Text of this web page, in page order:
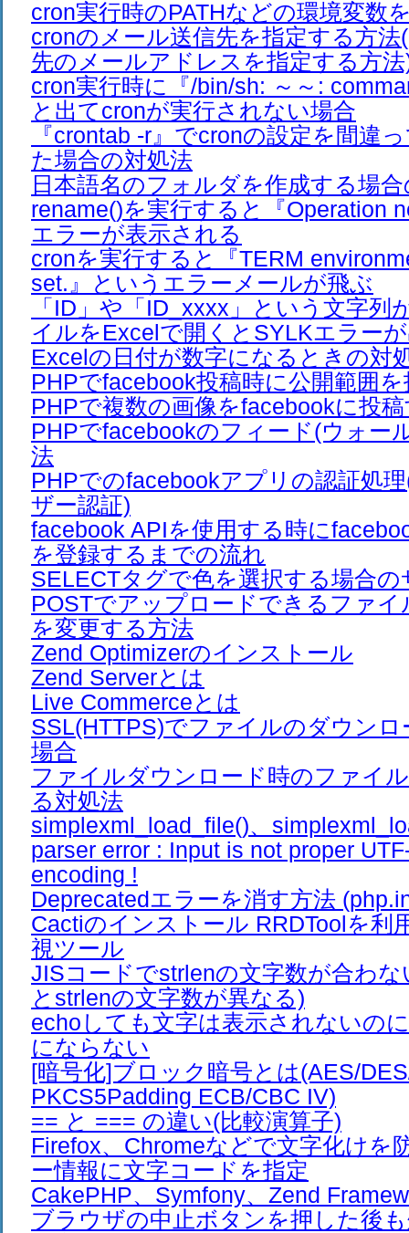
cron実行時のPATHなどの環境変数
cronのメール送信先を指定する方
先のメールアドレスを指定する方
cron実行時に『/bin/sh: ～～:
と出てcronが実行されない場合
『crontab -r』でcronの設定を間違
た場合の対処法
日本語名のフォルダを作成する場
rename()を実行すると『Operation
エラーが表示される
cronを実行すると『TERM
set.』というエラーメールが飛ぶ
「ID」や「ID_xxxx」という文字列
イルをExcelで開くとSYLKエラー
Excelの日付が数字になるときの対
PHPでfacebook投稿時に公開範囲
PHPで複数の画像をfacebookに投
PHPでfacebookのフィード(ウォー
法
PHPでのfacebookアプリの認証処
ザー認証)
facebook APIを使用する時に
を登録するまでの流れ
SELECTタグで色を選択する場合の
POSTでアップロードできるファ
を変更する方法
Zend Optimizerのインストール
Zend Serverとは
Live Commerceとは
SSL(HTTPS)でファイルのダウン
場合
ファイルダウンロード時のファイ
る対処法
simplexml_load_file()、
parser error : Input is not proper
encoding !
Deprecatedエラーを消す方法
Cactiのインストール RRDToolを利
視ツール
JISコードでstrlenの文字数が合わな
とstrlenの文字数が異なる)
echoしても文字は表示されないの
にならない
[暗号化]ブロック暗号とは(AES/
PKCS5Padding ECB/CBC IV)
== と === の違い(比較演算子)
Firefox、Chromeなどで文字化けを
ー情報に文字コードを指定
CakePHP、Symfony、Zend
ブラウザの中止ボタンを押した後